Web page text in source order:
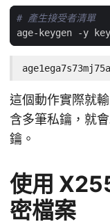
# 產生接受者清單
這個動作實際就
含多筆私鑰，就
鑰。
使用
密檔案